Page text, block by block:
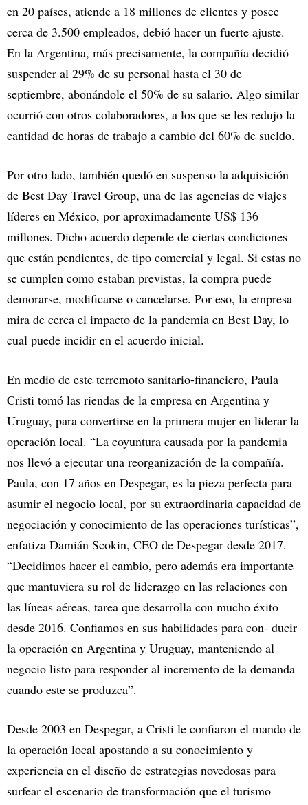
en 20 países, atiende a 18 millones de clientes y posee
cerca de 3.500 empleados, debió hacer un fuerte ajuste.
En la Argentina, más precisamente, la compañía decidió
suspender al 29% de su personal hasta el 30 de
septiembre, abonándole el 50% de su salario. Algo similar
ocurrió con otros colaboradores, a los que se les redujo la
cantidad de horas de trabajo a cambio del 60% de sueldo.
Por otro lado, también quedó en suspenso la adquisición
de Best Day Travel Group, una de las agencias de viajes
líderes en México, por aproximadamente US$ 136
millones. Dicho acuerdo depende de ciertas condiciones
que están pendientes, de tipo comercial y legal. Si estas no
se cumplen como estaban previstas, la compra puede
demorarse, modificarse o cancelarse. Por eso, la empresa
mira de cerca el impacto de la pandemia en Best Day, lo
cual puede incidir en el acuerdo inicial.
En medio de este terremoto sanitario-financiero, Paula
Cristi tomó las riendas de la empresa en Argentina y
Uruguay, para convertirse en la primera mujer en liderar la
operación local. “La coyuntura causada por la pandemia
nos llevó a ejecutar una reorganización de la compañía.
Paula, con 17 años en Despegar, es la pieza perfecta para
asumir el negocio local, por su extraordinaria capacidad de
negociación y conocimiento de las operaciones turísticas”,
enfatiza Damián Scokin, CEO de Despegar desde 2017.
“Decidimos hacer el cambio, pero además era importante
que mantuviera su rol de liderazgo en las relaciones con
las líneas aéreas, tarea que desarrolla con mucho éxito
desde 2016. Confiamos en sus habilidades para con- ducir
la operación en Argentina y Uruguay, manteniendo al
negocio listo para responder al incremento de la demanda
cuando este se produzca”.
Desde 2003 en Despegar, a Cristi le confiaron el mando de
la operación local apostando a su conocimiento y
experiencia en el diseño de estrategias novedosas para
surfear el escenario de transformación que el turismo